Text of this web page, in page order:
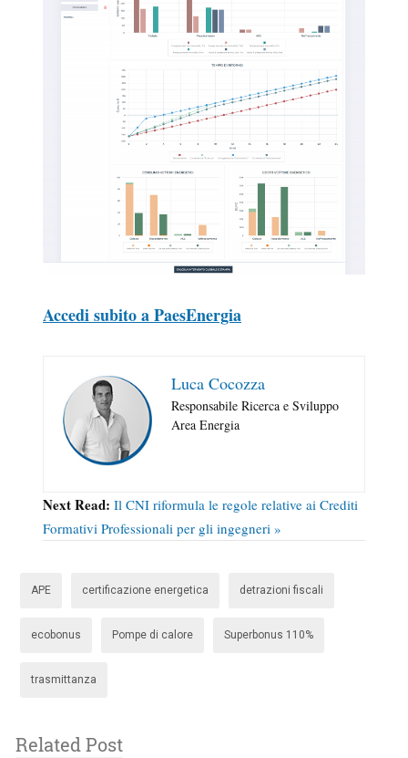
Accedi subito a PaesEnergia
Luca Cocozza
Responsabile Ricerca e Sviluppo
Area Energia
Next Read: Il CNI riformula le regole relative ai Crediti
Formativi Professionali per gli ingegneri »
APE certificazione energetica detrazioni fiscali
ecobonus Pompe di calore Superbonus 110%
trasmittanza
Related Post